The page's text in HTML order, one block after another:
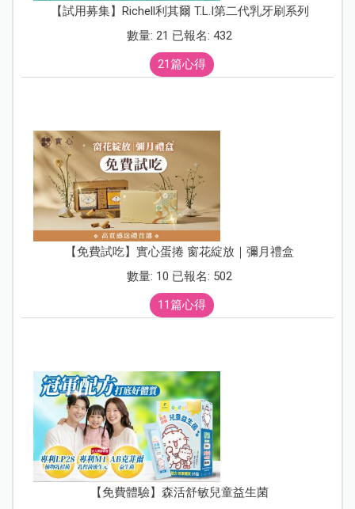
【試用募集】Richell利其爾 T.L.I第二代乳牙刷系列
數量: 21 已報名: 432
21篇心得
【免費試吃】實心蛋捲 窗花綻放｜彌月禮盒
數量: 10 已報名: 502
11篇心得
【免費體驗】森活舒敏兒童益生菌